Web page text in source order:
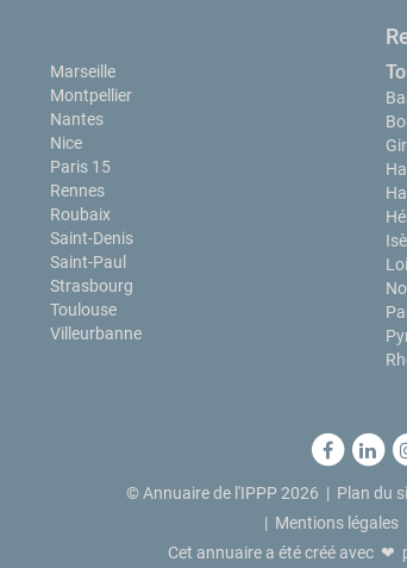
Marseille
Montpellier
Nantes
Nice
Paris 15
Rennes
Roubaix
Saint-Denis
Saint-Paul
Strasbourg
Toulouse
Villeurbanne
© Annuaire de l'IPPP 2026 | Plan du
| Mentions légales
Cet annuaire a été créé avec ❤